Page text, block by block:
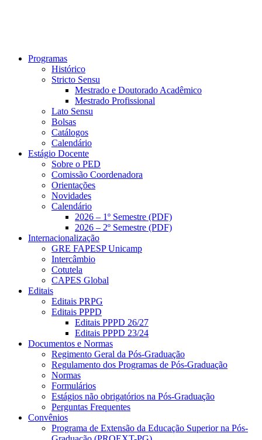
Programas
Histórico
Stricto Sensu
Mestrado e Doutorado Acadêmico
Mestrado Profissional
Lato Sensu
Bolsas
Catálogos
Calendário
Estágio Docente
Sobre o PED
Comissão Coordenadora
Orientações
Novidades
Calendário
2026 – 1º Semestre (PDF)
2026 – 2º Semestre (PDF)
Internacionalização
GRE FAPESP Unicamp
Intercâmbio
Cotutela
CAPES Global
Editais
Editais PRPG
Editais PPPD
Editais PPPD 26/27
Editais PPPD 23/24
Documentos e Normas
Regimento Geral da Pós-Graduação
Regulamento dos Programas de Pós-Graduação
Normas
Formulários
Estágios não obrigatórios na Pós-Graduação
Perguntas Frequentes
Convênios
Programa de Extensão da Educação Superior na Pós-